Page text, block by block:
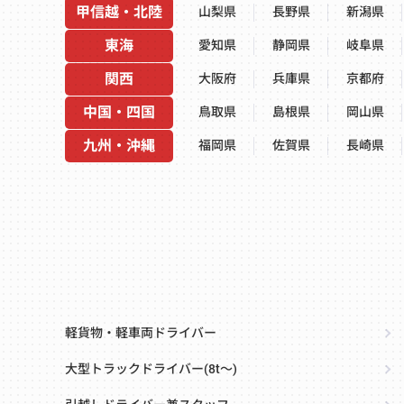
甲信越・北陸 山梨県 長野県 新潟県
東海 愛知県 静岡県 岐阜県
関西 大阪府 兵庫県 京都府
中国・四国 鳥取県 島根県 岡山県
九州・沖縄 福岡県 佐賀県 長崎県
軽貨物・軽車両ドライバー
大型トラックドライバー(8t～)